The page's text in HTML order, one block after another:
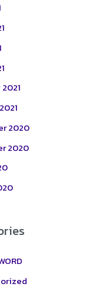
2020
2020